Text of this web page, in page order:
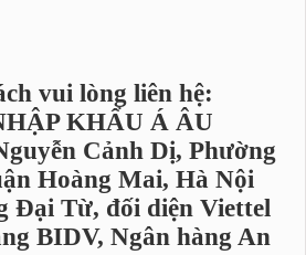
vui lòng liên hệ:
KHẨU Á ÂU
Cảnh Dị, Phường
Hoàng Mai, Hà Nội
Đại Từ, đối diện Viettel
BIDV, Ngân hàng An